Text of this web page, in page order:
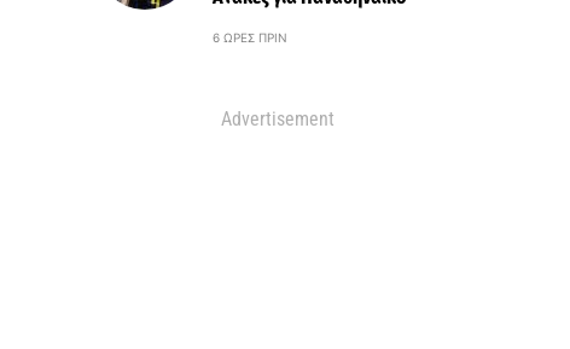
6 ΏΡΕΣ ΠΡΙΝ
Advertisement